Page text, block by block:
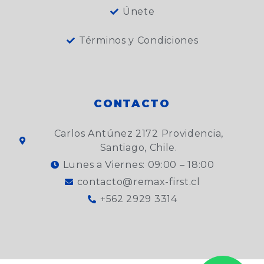
Únete
Términos y Condiciones
CONTACTO
Carlos Antúnez 2172 Providencia,
Santiago, Chile.
Lunes a Viernes: 09:00 – 18:00
contacto@remax-first.cl
+562 2929 3314